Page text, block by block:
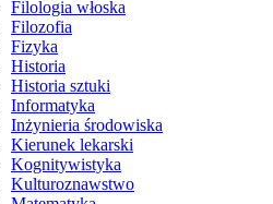
Filologia włoska
Filozofia
Fizyka
Historia
Historia sztuki
Informatyka
Inżynieria środowiska
Kierunek lekarski
Kognitywistyka
Kulturoznawstwo